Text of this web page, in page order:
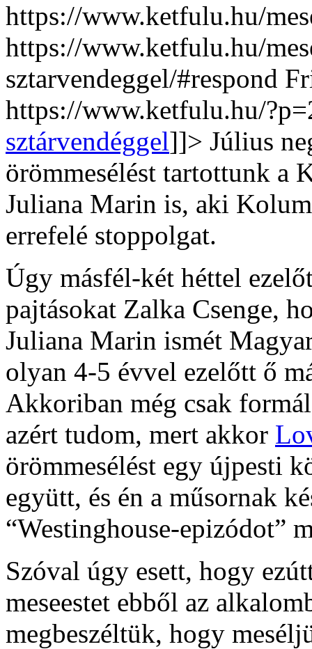
https://www.ketfulu.hu/
https://www.ketfulu.hu/
sztarvendeggel/#respond
https://www.ketfulu.hu/
sztárvendéggel]]> Július
örömmesélést tartottunk a
Juliana Marin is, aki
errefelé stoppolgat.
Úgy másfél-két héttel
pajtásokat Zalka Csenge,
Juliana Marin ismét
olyan 4-5 évvel ezelőtt ő
Akkoriban még csak
azért tudom, mert akkor
örömmesélést egy újpesti
együtt, és én a műsornak
“Westinghouse-epizódot”
Szóval úgy esett, hogy
meseestet ebből az
megbeszéltük, hogy